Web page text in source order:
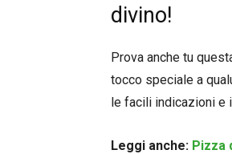
divino!
Prova anche tu
tocco speciale a
le facili indicazioni e
Leggi anche: Pizza